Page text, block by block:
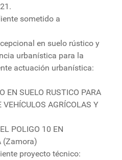
sometido a
en suelo rústico y
urbanística para la
actuación urbanística:
EN SUELO RUSTICO PARA
AGRÍCOLAS Y
POLIGO 10 EN
(Zamora)
proyecto técnico: